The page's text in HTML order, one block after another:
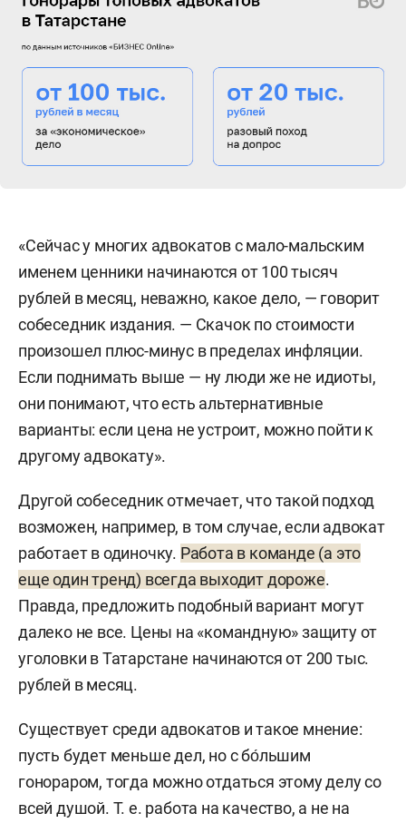
«Сейчас у многих адвокатов с мало-мальским
именем ценники начинаются от 100 тысяч
рублей в месяц, неважно, какое дело, — говорит
собеседник издания. — Скачок по стоимости
произошел плюс-минус в пределах инфляции.
Если поднимать выше — ну люди же не идиоты,
они понимают, что есть альтернативные
варианты: если цена не устроит, можно пойти к
другому адвокату».
Другой собеседник отмечает, что такой подход
возможен, например, в том случае, если адвокат
работает в одиночку. Работа в команде (а это
еще один тренд) всегда выходит дороже.
Правда, предложить подобный вариант могут
далеко не все. Цены на «командную» защиту от
уголовки в Татарстане начинаются от 200 тыс.
рублей в месяц.
Существует среди адвокатов и такое мнение:
пусть будет меньше дел, но с бо́льшим
гонораром, тогда можно отдаться этому делу со
всей душой. Т. е. работа на качество, а не на